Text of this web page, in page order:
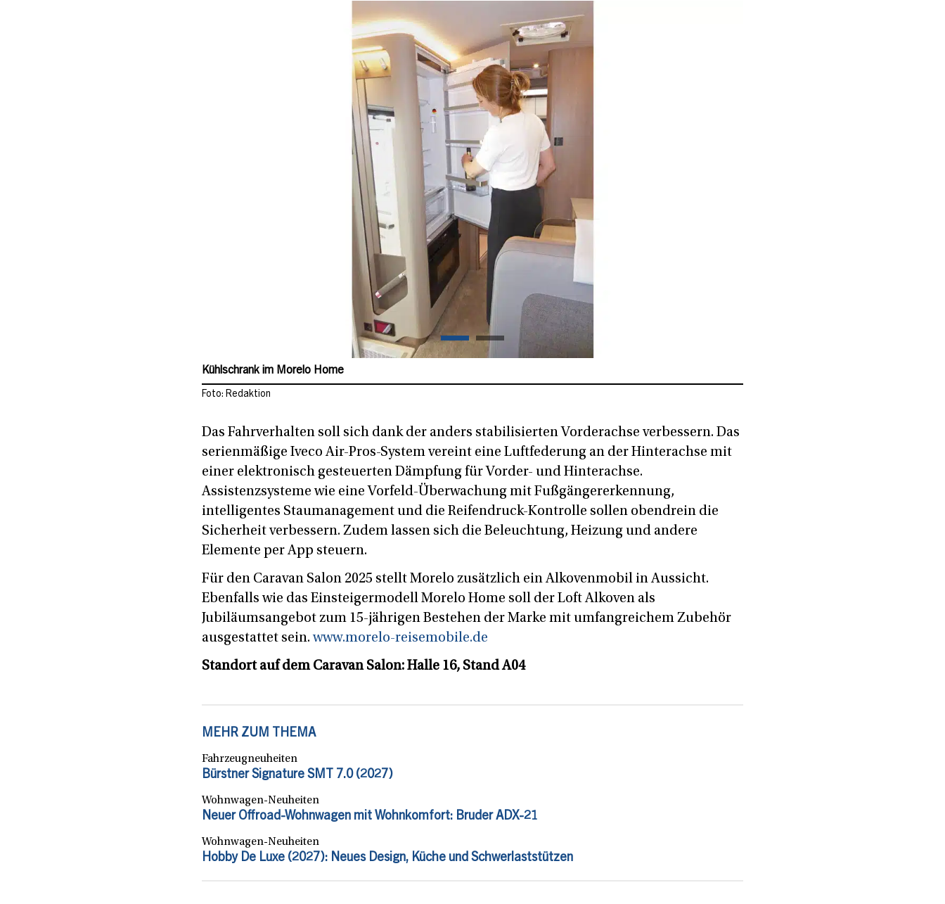
Herrschaftliches Chauffieren: Der Home läuft auf Iveco Daily 50 C 18.
Foto: Redaktion
Das Fahrverhalten soll sich dank der anders stabilisierten Vorderachse verbessern. Das
serienmäßige Iveco Air-Pros-System vereint eine Luftfederung an der Hinterachse mit
einer elektronisch gesteuerten Dämpfung für Vorder- und Hinterachse.
Assistenzsysteme wie eine Vorfeld-Überwachung mit Fußgängererkennung,
intelligentes Staumanagement und die Reifendruck-Kontrolle sollen obendrein die
Sicherheit verbessern. Zudem lassen sich die Beleuchtung, Heizung und andere
Elemente per App steuern.
Für den Caravan Salon 2025 stellt Morelo zusätzlich ein Alkovenmobil in Aussicht.
Ebenfalls wie das Einsteigermodell Morelo Home soll der Loft Alkoven als
Jubiläumsangebot zum 15-jährigen Bestehen der Marke mit umfangreichem Zubehör
ausgestattet sein.www.morelo-reisemobile.de
Standort auf dem Caravan Salon: Halle 16, Stand A04
MEHR ZUM THEMA
Fahrzeugneuheiten
Bürstner Signature SMT 7.0 (2027)
Wohnwagen-Neuheiten
Neuer Offroad-Wohnwagen mit Wohnkomfort: Bruder ADX-21
Wohnwagen-Neuheiten
Hobby De Luxe (2027): Neues Design, Küche und Schwerlaststützen